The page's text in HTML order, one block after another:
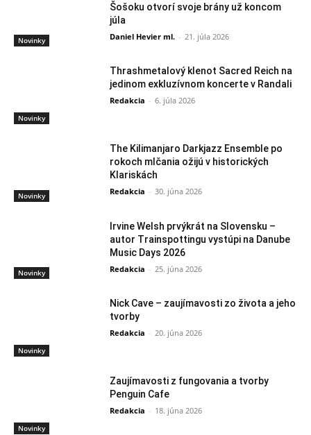
Novinky
Šošoku otvorí svoje brány už koncom
júla
Daniel Hevier ml. - 21. júla 2026
Novinky
Thrashmetalový klenot Sacred Reich na
jedinom exkluzívnom koncerte v Randali
Redakcia - 6. júla 2026
Novinky
The Kilimanjaro Darkjazz Ensemble po
rokoch mlčania ožijú v historických
Klariskách
Redakcia - 30. júna 2026
Novinky
Irvine Welsh prvýkrát na Slovensku –
autor Trainspottingu vystúpi na Danube
Music Days 2026
Redakcia - 25. júna 2026
Novinky
Nick Cave – zaujímavosti zo života a jeho
tvorby
Redakcia - 20. júna 2026
Novinky
Zaujímavosti z fungovania a tvorby
Penguin Cafe
Redakcia - 18. júna 2026